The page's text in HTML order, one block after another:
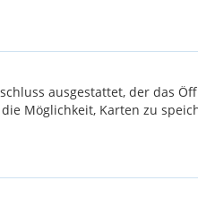
ausgestattet, der das
Möglichkeit, Karten zu